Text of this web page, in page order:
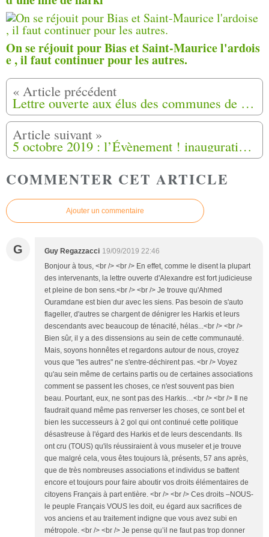
On se réjouit pour Bias et Saint-Maurice l'ardois
e , il faut continuer pour les autres.
Lettre ouverte aux élus des communes de France
5 octobre 2019 : l’Évènement ! inauguration du Conservatoire National de la Mémoire des Français d’AFN à Aix en Provence (13)
COMMENTER CET ARTICLE
Ajouter un commentaire
G Guy Regazzacci 19/09/2019 22:46
Bonjour à tous, <br /> <br /> En effet, comme le disent la plupart
des intervenants, la lettre ouverte d'Alexandre est fort judicieuse
et pleine de bon sens.<br /> <br /> Je trouve qu'Ahmed
Ouramdane est bien dur avec les siens. Pas besoin de s'auto
flageller, d'autres se chargent de dénigrer les Harkis et leurs
descendants avec beaucoup de ténacité, hélas...<br /> <br />
Bien sûr, il y a des dissensions au sein de cette communauté.
Mais, soyons honnêtes et regardons autour de nous, croyez
vous que "les autres" ne s'entre-déchirent pas. <br /> Voyez
qu'au sein même de certains partis ou de certaines associations
comment se passent les choses, ce n'est souvent pas bien
beau. Pourtant, eux, ne sont pas des Harkis…<br /> <br /> Il ne
faudrait quand même pas renverser les choses, ce sont bel et
bien les successeurs à 2 gol qui ont continué cette politique
désastreuse à l'égard des Harkis et de leurs descendants. Ils
ont cru (TOUS) qu'ils réussiraient à vous museler et je trouve
que malgré cela, vous êtes toujours là, présents, 57 ans après,
que de très nombreuses associations et individus se battent
encore et toujours pour faire aboutir vos droits élémentaires de
citoyens Français à part entière. <br /> <br /> Ces droits –NOUS-
le peuple Français VOUS les doit, eu égard aux sacrifices de
vos anciens et au traitement indigne que vous avez subi en
métropole. <br /> <br /> Je pense qu’il ne faut pas trop donner